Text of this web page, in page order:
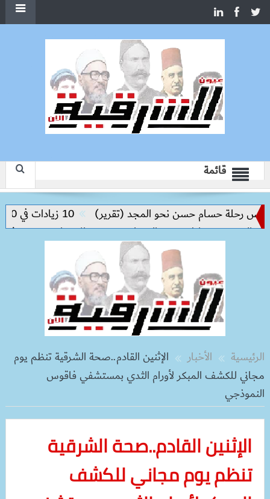
قائمة
رحلة حسام حسن نحو المجد (تقرير)
10 زيادات في 10 سنوات.. هل حان الوقت لرفع دعم البنزين نهائيا؟
من مخاطر مرض السعار
وزيرة الإسكان تسرّع توفيق
الرئيسية الأخبار
الإثنين القادم..صحة الشرقية تنظم يوم
مجاني للكشف المبكر لأورام الثدي بمستشفي فاقوس
النموذجي
الإثنين القادم..صحة الشرقية
تنظم يوم مجاني للكشف